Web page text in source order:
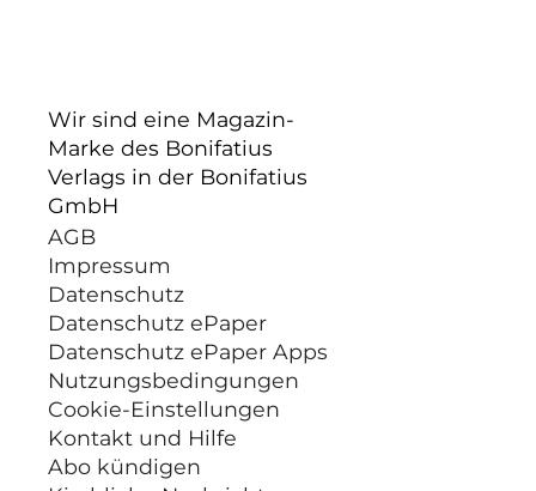
Wir sind eine Magazin-
Marke des Bonifatius
Verlags in der Bonifatius
GmbH
AGB
Impressum
Datenschutz
Datenschutz ePaper
Datenschutz ePaper Apps
Nutzungsbedingungen
Cookie-Einstellungen
Kontakt und Hilfe
Abo kündigen